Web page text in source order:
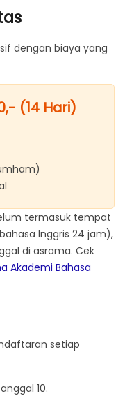
dengan biaya yang
(14 Hari)
termasuk tempat
Inggris 24 jam),
di asrama. Cek
Akademi Bahasa
setiap
10.